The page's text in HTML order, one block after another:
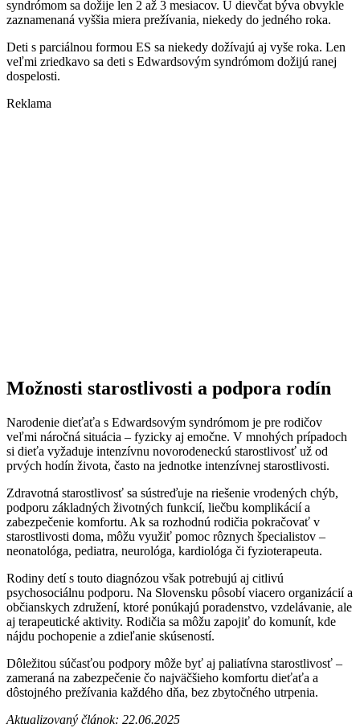
syndrómom sa dožije len 2 až 3 mesiacov. U dievčat býva obvykle
zaznamenaná vyššia miera prežívania, niekedy do jedného roka.
Deti s parciálnou formou ES sa niekedy dožívajú aj vyše roka. Len
veľmi zriedkavo sa deti s Edwardsovým syndrómom dožijú ranej
dospelosti.
Reklama
Možnosti starostlivosti a podpora rodín
Narodenie dieťaťa s Edwardsovým syndrómom je pre rodičov
veľmi náročná situácia – fyzicky aj emočne. V mnohých prípadoch
si dieťa vyžaduje intenzívnu novorodeneckú starostlivosť už od
prvých hodín života, často na jednotke intenzívnej starostlivosti.
Zdravotná starostlivosť sa sústreďuje na riešenie vrodených chýb,
podporu základných životných funkcií, liečbu komplikácií a
zabezpečenie komfortu. Ak sa rozhodnú rodičia pokračovať v
starostlivosti doma, môžu využiť pomoc rôznych špecialistov –
neonatológa, pediatra, neurológa, kardiológa či fyzioterapeuta.
Rodiny detí s touto diagnózou však potrebujú aj citlivú
psychosociálnu podporu. Na Slovensku pôsobí viacero organizácií a
občianskych združení, ktoré ponúkajú poradenstvo, vzdelávanie, ale
aj terapeutické aktivity. Rodičia sa môžu zapojiť do komunít, kde
nájdu pochopenie a zdieľanie skúseností.
Dôležitou súčasťou podpory môže byť aj paliatívna starostlivosť –
zameraná na zabezpečenie čo najväčšieho komfortu dieťaťa a
dôstojného prežívania každého dňa, bez zbytočného utrpenia.
Aktualizovaný článok: 22.06.2025